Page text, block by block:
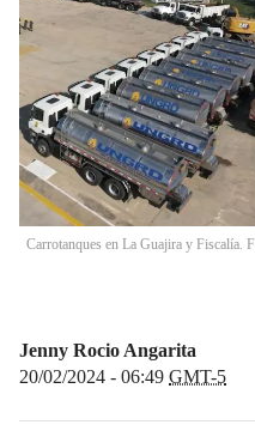
Carrotanques en La Guajira y Fiscalía.
Jenny Rocio Angarita
20/02/2024 - 06:49 GMT-5